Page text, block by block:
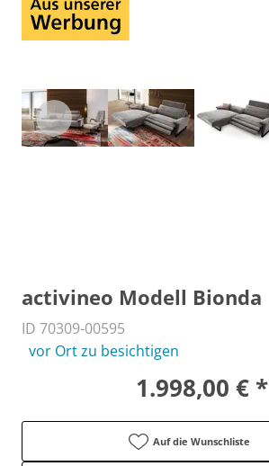
activineo Modell Bionda
ID 70309-00595
vor Ort zu besichtigen
1.998,00 € *
Auf die Wunschliste